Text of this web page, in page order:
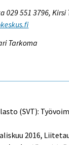
551 3796, Kirsi
Tarkoma
(SVT):
2016,